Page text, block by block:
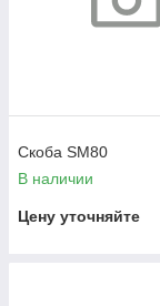
Скоба SM80
В наличии
Цену уточняйте